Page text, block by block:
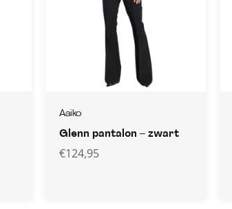
Aaiko
Glenn pantalon – zwart
€124,95